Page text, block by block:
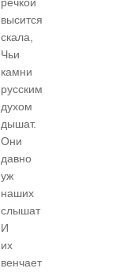
высится
скала,
Чьи
камни
русским
духом
дышат.
Они
давно
уж
наших
слышат
И
их
венчает